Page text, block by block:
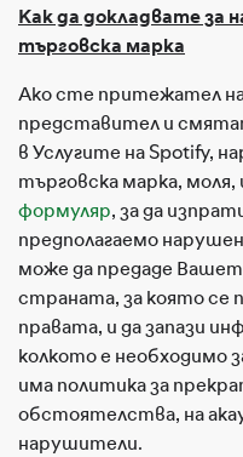
Как да докладвате за
търговска марка
Ако сте притежател
представител и
в Услугите на Spotify,
търговска марка, моля,
формуляр, за да
предполагаемо
може да предаде
страната, за която се
правата, и да запази
колкото е необходимо
има политика за
обстоятелства, на
нарушители.